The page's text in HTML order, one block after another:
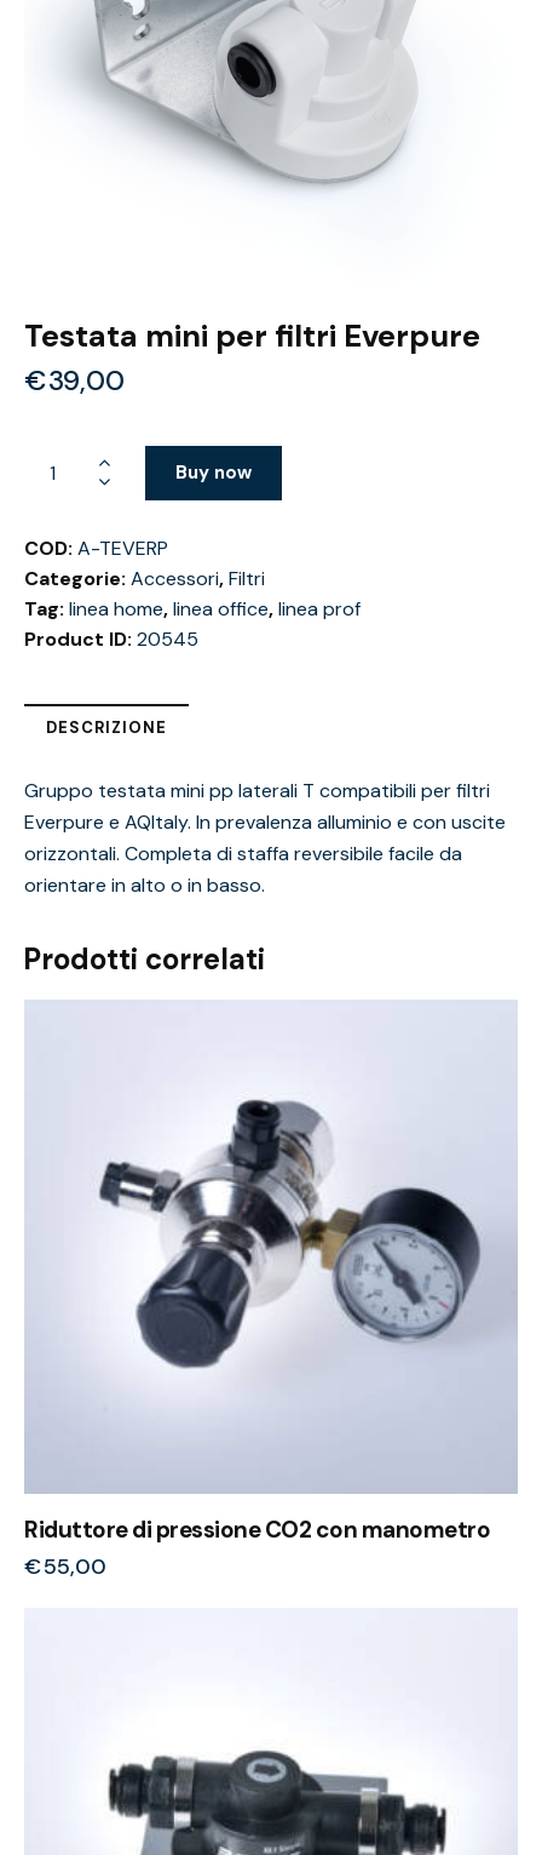
Testata mini per filtri Everpure
€39,00
Buy now
COD: A-TEVERP
Categorie: Accessori,Filtri
Tag: linea home,linea office,linea prof
Product ID: 20545
DESCRIZIONE
Gruppo testata mini pp laterali T compatibili per filtri
Everpure e AQItaly. In prevalenza alluminio e con uscite
orizzontali. Completa di staffa reversibile facile da
orientare in alto o in basso.
Prodotti correlati
Riduttore di pressione CO2 con manometro
€55,00